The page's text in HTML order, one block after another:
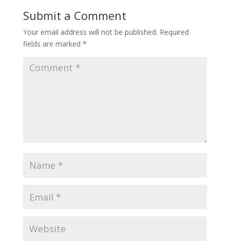
Submit a Comment
Your email address will not be published. Required
fields are marked *